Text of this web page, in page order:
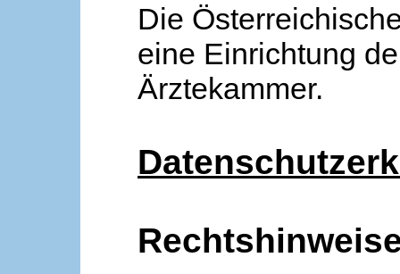
Die
eine Einrichtung
Ärztekammer.